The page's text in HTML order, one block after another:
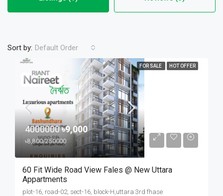
Sort by: Default Order
FOR SALE HOT OFFER
4000000৳9,000
৳8,800/250000
60 Fit Wide Road View Fales @ New Uttara
Appartments
plot-16, road-02, sect-16, block-H,uttara 3rd fhase